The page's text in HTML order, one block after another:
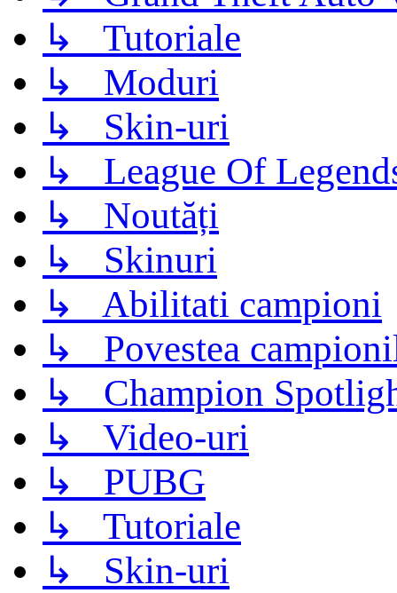
↳ Tutoriale
↳ Moduri
↳ Skin-uri
↳ League Of
↳ Noutăți
↳ Skinuri
↳ Abilitati campioni
↳ Povestea
↳ Champion
↳ Video-uri
↳ PUBG
↳ Tutoriale
↳ Skin-uri